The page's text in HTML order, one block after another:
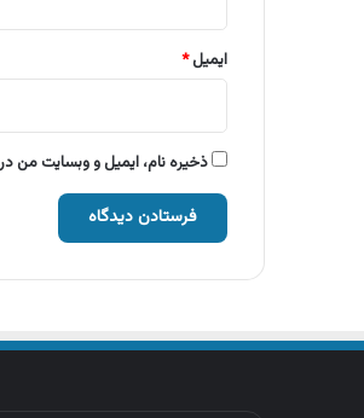
ایمیل*
ذخیره نام، ایمیل و وبسایت من